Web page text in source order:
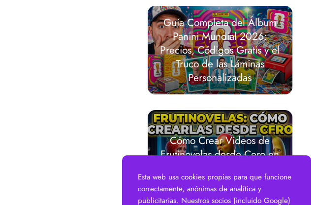
Guía Completa del Álbum
Panini Mundial 2026:
Precios, Códigos Gratis y el
Truco de las Láminas
Personalizadas
Cómo Crear Videos de
Frutinovelas desde Cero en
Prompts con IA Gratis)
Esta web usa cookies propias para que funcione
correctamente, anónimas de analítica y
publicitarias. Nuestros socios (incluido Google)